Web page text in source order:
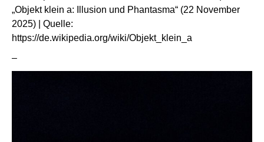
„Objekt klein a: Illusion und Phantasma“ (22 November
2025) | Quelle:
https://de.wikipedia.org/wiki/Objekt_klein_a
–